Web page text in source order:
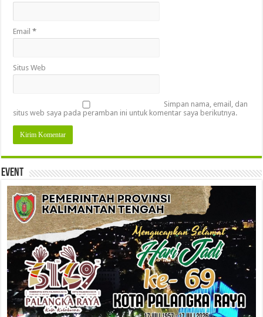
Email*
Situs Web
Simpan nama, email, dan
situs web saya pada peramban ini untuk komentar saya berikutnya.
Event